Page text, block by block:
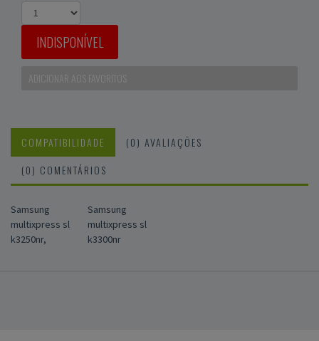
INDISPONÍVEL
ADICIONAR AOS FAVORITOS
COMPATIBILIDADE
(0) AVALIAÇÕES
(0) COMENTÁRIOS
Samsung
multixpress sl
k3250nr,
Samsung
multixpress sl
k3300nr